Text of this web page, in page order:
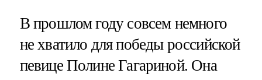
В прошлом году совсем немного
не хватило для победы российской
певице Полине Гагариной. Она